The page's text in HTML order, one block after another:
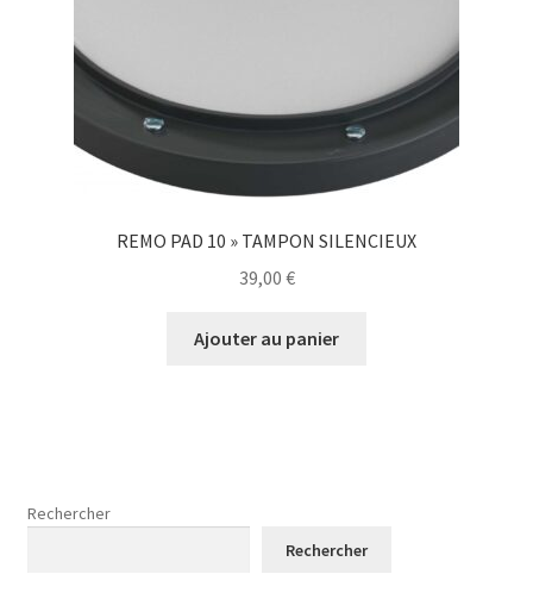
REMO PAD 10 » TAMPON SILENCIEUX
39,00 €
Ajouter au panier
Rechercher
Rechercher